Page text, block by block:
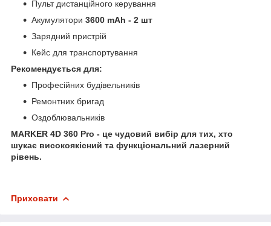
Пульт дистанційного керування
Акумулятори 3600 mAh - 2 шт
Зарядний пристрій
Кейс для транспортування
Рекомендується для:
Професійних будівельників
Ремонтних бригад
Оздоблювальників
MARKER 4D 360 Pro - це чудовий вибір для тих, хто
шукає високоякісний та функціональний лазерний
рівень.
Приховати